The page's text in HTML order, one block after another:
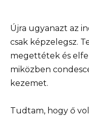
Újra ugyanazt az
csak képzelegsz.
megettétek és
miközben
kezemet.
Tudtam, hogy ő